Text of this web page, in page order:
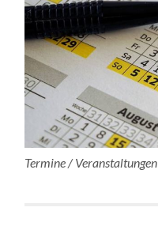
Termine / Veranstaltungen